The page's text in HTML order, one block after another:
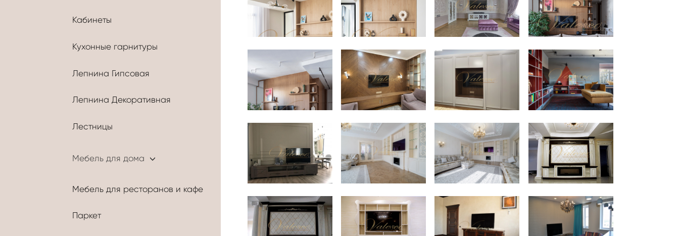
Кабинеты
Кухонные гарнитуры
Лепнина Гипсовая
Лепнина Декоративная
Лестницы
Мебель для дома
Мебель для ресторанов и кафе
Паркет